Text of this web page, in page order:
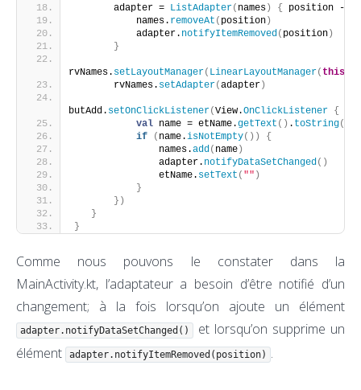
       adapter =
ListAdapter( names ) { position -
           names.
removeAt ( position )
           adapter.
notifyItemRemoved( position )
}
rvNames. setLayoutManager( LinearLayoutManager( this
       rvNames.
setAdapter(adapter )
butAdd. setOnClickListener(View.OnClickListener {
val name = etName.getText () . toString()
if
( name.isNotEmpty())
{
               names.
add( name )
               adapter.
notifyDataSetChanged()
               etName.
setText ( "" )
}
})
}
}
Comme nous pouvons le constater dans la
MainActivity.kt, l’adaptateur a besoin d’être notifié d’un
changement; à la fois lorsqu’on ajoute un élément
adapter.notifyDataSetChanged()
et lorsqu’on supprime un
élément
adapter.notifyItemRemoved(position) .